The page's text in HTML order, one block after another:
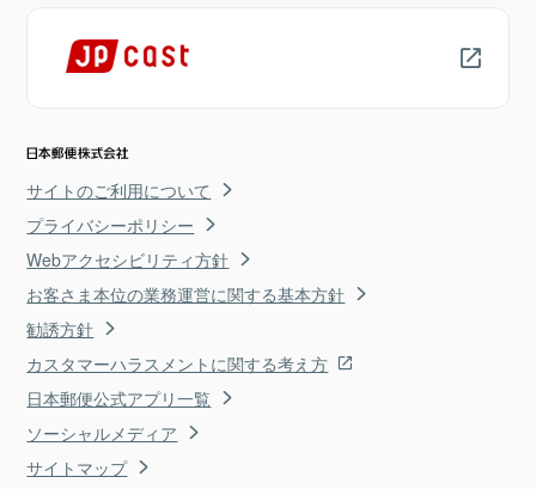
サイトのご利用について
プライバシーポリシー
Webアクセシビリティ方針
お客さま本位の業務運営に関する基本方針
勧誘方針
カスタマーハラスメントに関する考え方
日本郵便公式アプリ一覧
ソーシャルメディア
サイトマップ